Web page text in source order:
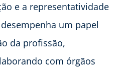
e a representatividade
um papel
da profissão,
com órgãos